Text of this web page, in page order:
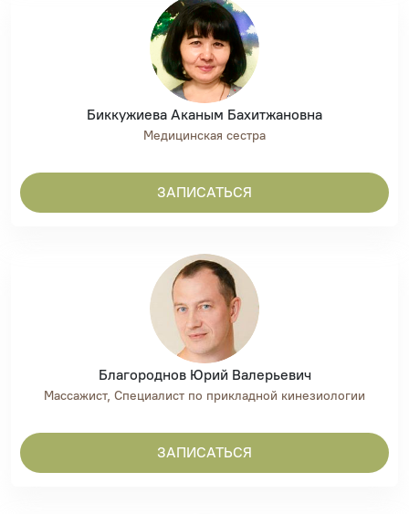
Биккужиева Аканым Бахитжановна
Медицинская сестра
ЗАПИСАТЬСЯ
Благороднов Юрий Валерьевич
Массажист, Специалист по прикладной кинезиологии
ЗАПИСАТЬСЯ